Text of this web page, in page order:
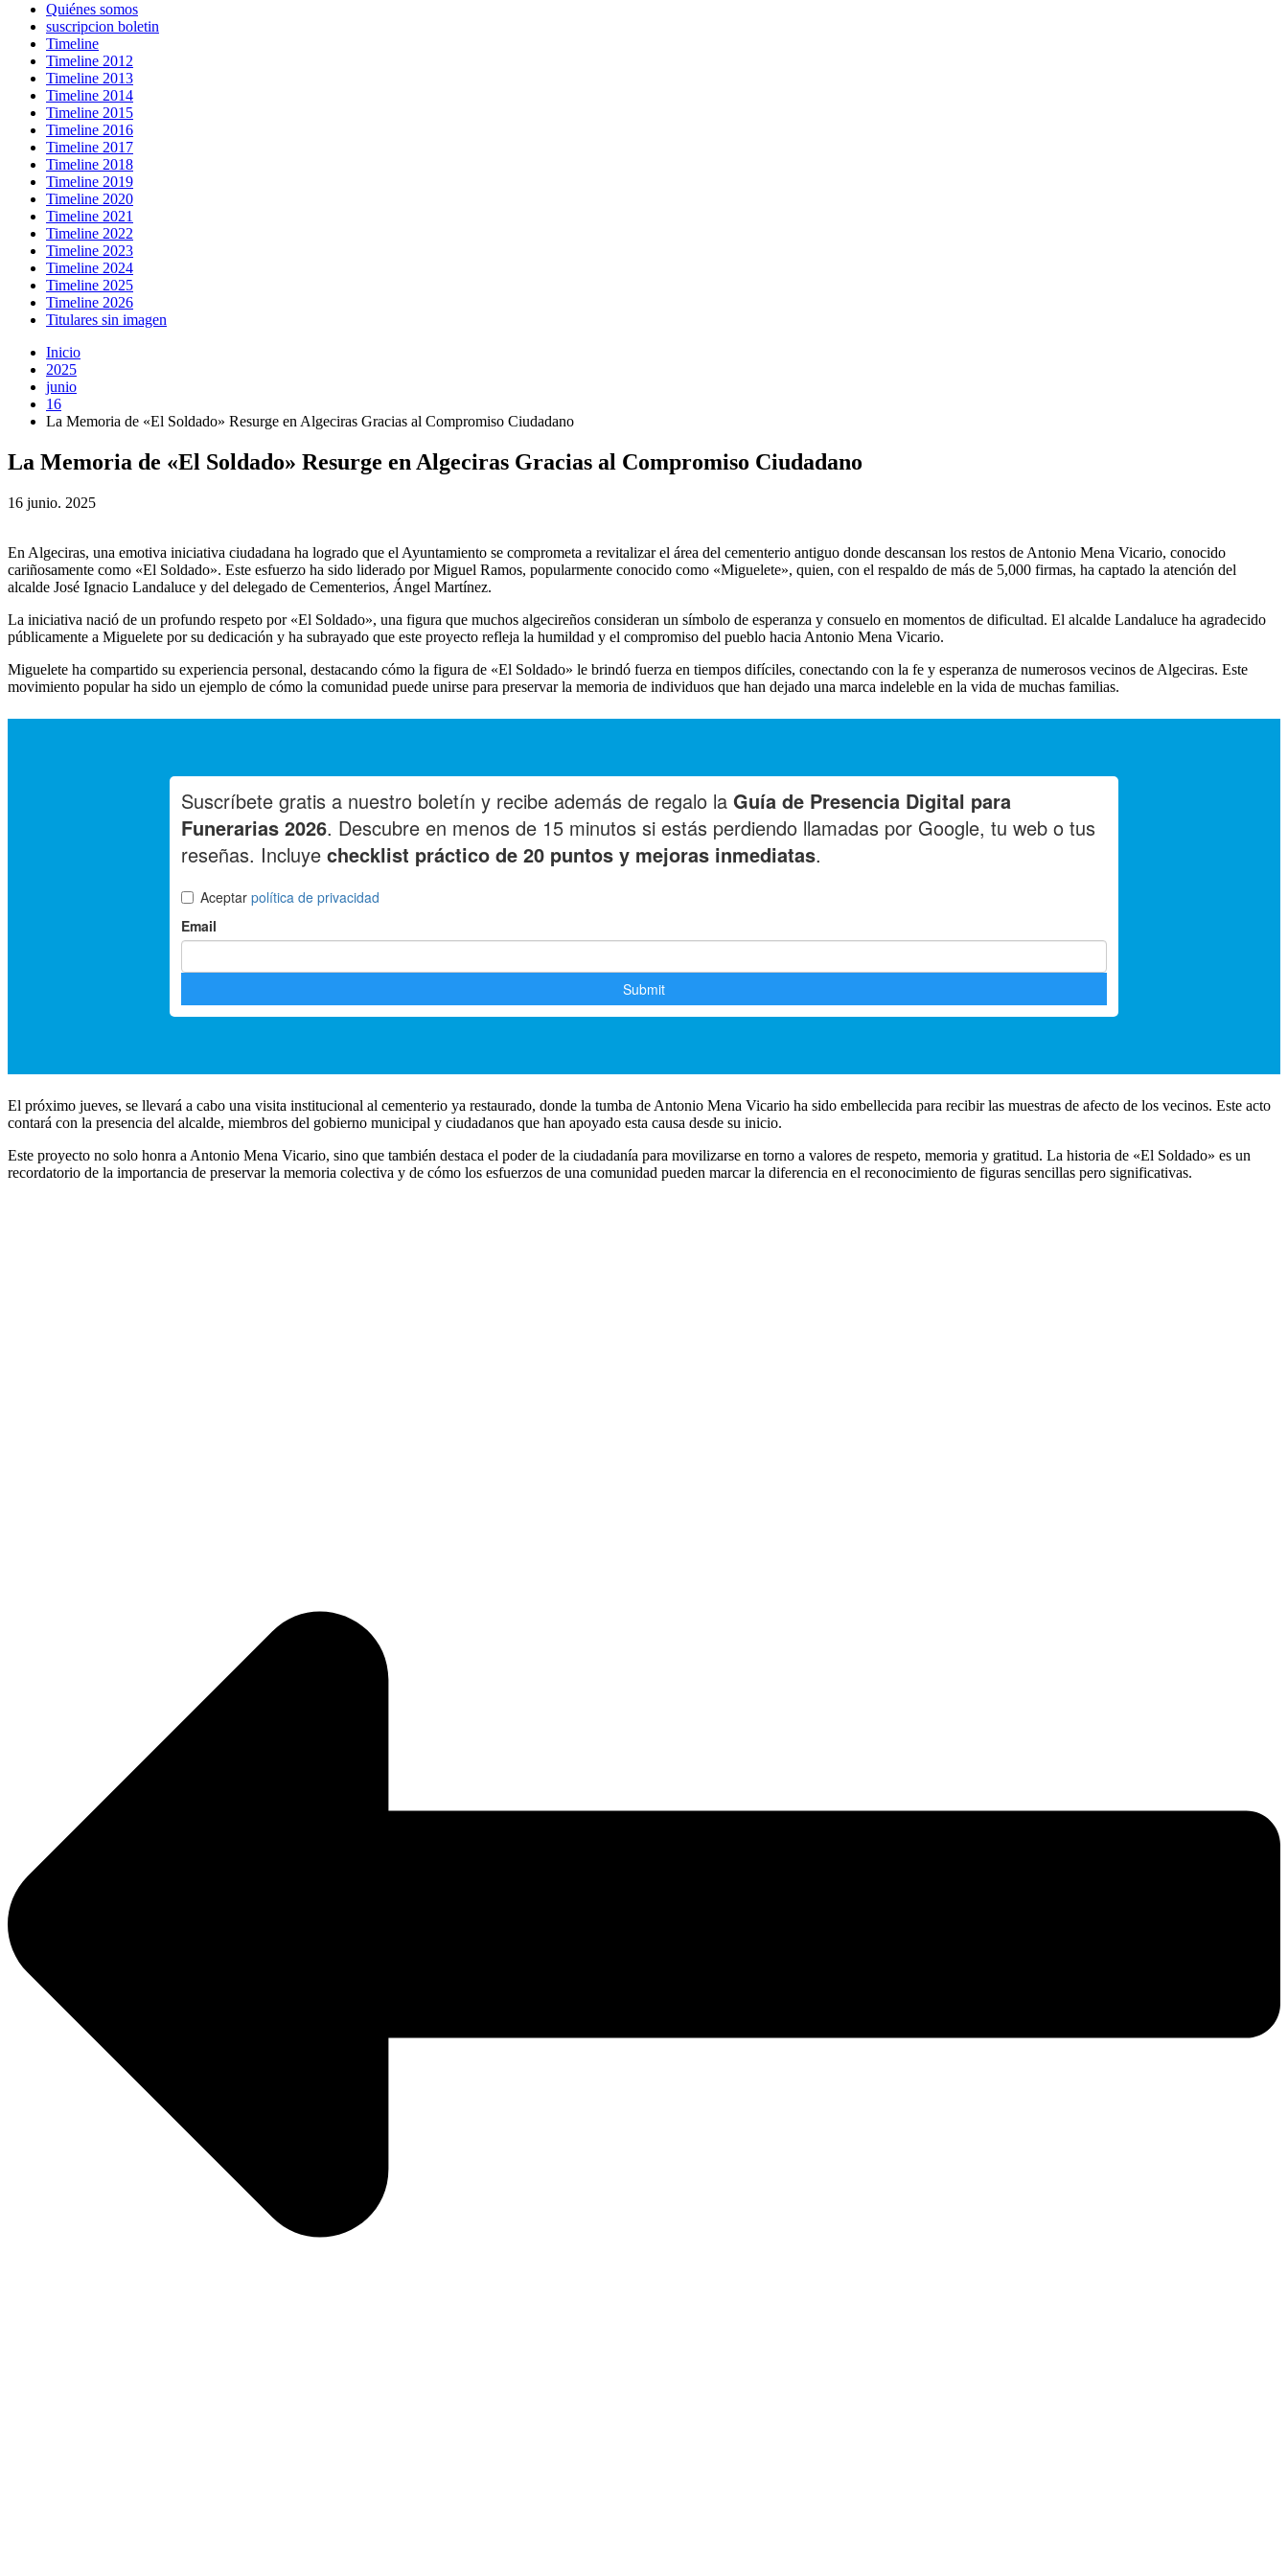
Quiénes somos
suscripcion boletin
Timeline
Timeline 2012
Timeline 2013
Timeline 2014
Timeline 2015
Timeline 2016
Timeline 2017
Timeline 2018
Timeline 2019
Timeline 2020
Timeline 2021
Timeline 2022
Timeline 2023
Timeline 2024
Timeline 2025
Timeline 2026
Titulares sin imagen
Inicio
2025
junio
16
La Memoria de «El Soldado» Resurge en Algeciras Gracias al Compromiso Ciudadano
La Memoria de «El Soldado» Resurge en Algeciras Gracias al Compromiso Ciudadano
16 junio. 2025
En Algeciras, una emotiva iniciativa ciudadana ha logrado que el Ayuntamiento se comprometa a revitalizar el área del cementerio antiguo donde descansan los restos de Antonio Mena Vicario, conocido
cariñosamente como «El Soldado». Este esfuerzo ha sido liderado por Miguel Ramos, popularmente conocido como «Miguelete», quien, con el respaldo de más de 5,000 firmas, ha captado la atención del
alcalde José Ignacio Landaluce y del delegado de Cementerios, Ángel Martínez.
La iniciativa nació de un profundo respeto por «El Soldado», una figura que muchos algecireños consideran un símbolo de esperanza y consuelo en momentos de dificultad. El alcalde Landaluce ha agradecido
públicamente a Miguelete por su dedicación y ha subrayado que este proyecto refleja la humildad y el compromiso del pueblo hacia Antonio Mena Vicario.
Miguelete ha compartido su experiencia personal, destacando cómo la figura de «El Soldado» le brindó fuerza en tiempos difíciles, conectando con la fe y esperanza de numerosos vecinos de Algeciras. Este
movimiento popular ha sido un ejemplo de cómo la comunidad puede unirse para preservar la memoria de individuos que han dejado una marca indeleble en la vida de muchas familias.
El próximo jueves, se llevará a cabo una visita institucional al cementerio ya restaurado, donde la tumba de Antonio Mena Vicario ha sido embellecida para recibir las muestras de afecto de los vecinos. Este acto
contará con la presencia del alcalde, miembros del gobierno municipal y ciudadanos que han apoyado esta causa desde su inicio.
Este proyecto no solo honra a Antonio Mena Vicario, sino que también destaca el poder de la ciudadanía para movilizarse en torno a valores de respeto, memoria y gratitud. La historia de «El Soldado» es un
recordatorio de la importancia de preservar la memoria colectiva y de cómo los esfuerzos de una comunidad pueden marcar la diferencia en el reconocimiento de figuras sencillas pero significativas.